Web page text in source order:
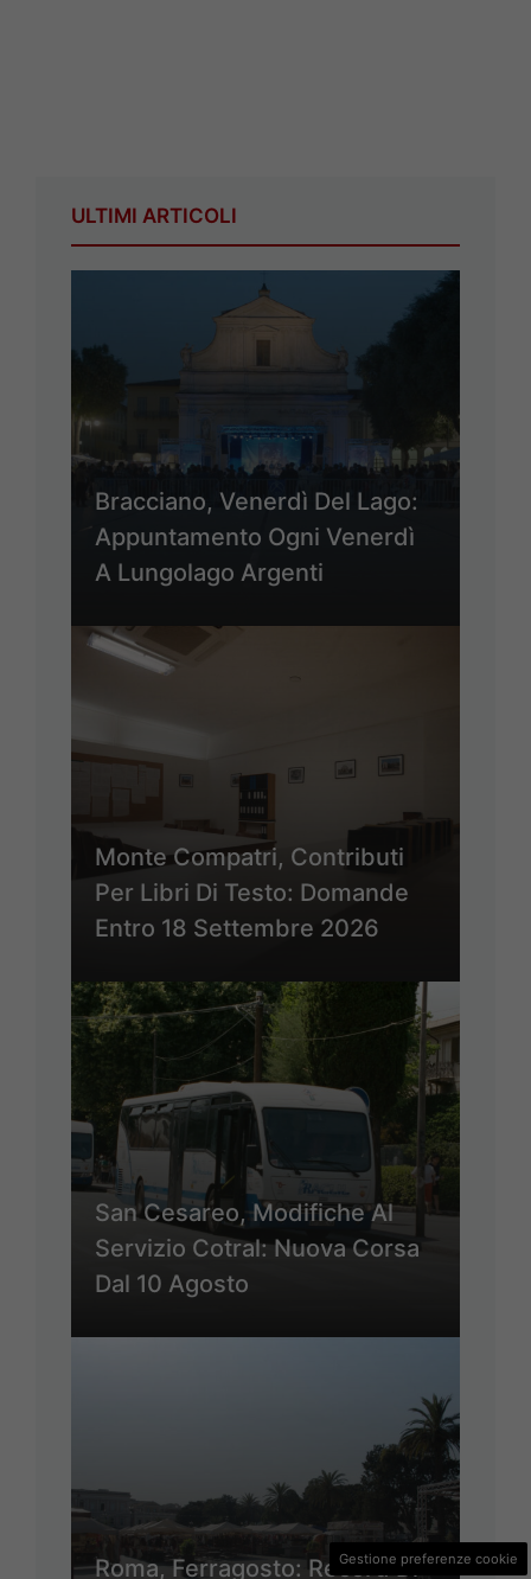
ULTIMI ARTICOLI
Bracciano, Venerdì Del Lago:
Appuntamento Ogni Venerdì
A Lungolago Argenti
Monte Compatri, Contributi
Per Libri Di Testo: Domande
Entro 18 Settembre 2026
San Cesareo, Modifiche Al
Servizio Cotral: Nuova Corsa
Dal 10 Agosto
Roma, Ferragosto: Record DiGestione preferenze cookie